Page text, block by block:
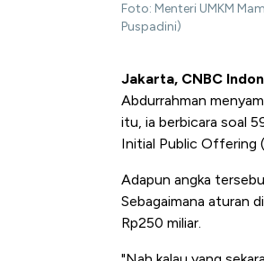
Foto: Menteri UMKM
Puspadini)
Jakarta, CNBC
Abdurrahman
itu, ia berbicara soal
Initial Public Offering
Adapun angka
Sebagaimana aturan
Rp250 miliar.